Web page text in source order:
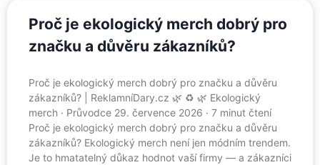
Proč je ekologický merch dobrý pro
značku a důvěru zákazníků?
Proč je ekologický merch dobrý pro značku a důvěru
zákazníků? | ReklamníDary.cz 🌿 ♻️ 🌿 Ekologický
merch · Průvodce 29. července 2026 · 7 minut čtení
Proč je ekologický merch dobrý pro značku a důvěru
zákazníků? Ekologický merch není jen módním trendem.
Je to hmatatelný důkaz hodnot vaší firmy — a zákazníci